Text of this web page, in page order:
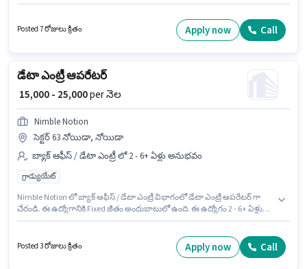
Fixed జీతం ఇవ్వబడుతుంది. ఈ ఉద్యోగానికి అభ్యర్థులు తప్పనిసరిగా గ్రాడ్యుయేట్
డిగ్రీ/సర్టిఫికెట్ కలిగి ఉండాలి. Nishkarsh It Solution ఐటి / సాఫ్ట్వేర్ / డేటా విశ్లేషక
Posted 7 రోజులు క్రితం Apply now Call
డేటా ఎంట్రీ ఆపరేటర్
₹ 15,000 - 25,000per నెల
Nimble Notion
సెక్టర్ 63 నోయిడా, నోయిడా
బ్యాక్ ఆఫీస్ / డేటా ఎంట్రీ లో 2 - 6+ ఏళ్లు అనుభవం
గ్రాడ్యుయేట్
Nimble Notion లో బ్యాక్ ఆఫీస్ / డేటా ఎంట్రీ విభాగంలో డేటా ఎంట్రీ ఆపరేటర్ గా
చేరండి. ఈ ఉద్యోగానికి Fixed జీతం అందుబాటులో ఉంది. ఈ ఉద్యోగం 2 - 6+ ఏళ్లు
దరఖాస్తుదారులు కనీసం గ్రాడ్యుయేట్ డిగ్రీ లేదా సర్టిఫికెట్ కలిగి ఉండాలి.
Posted 3 రోజులు క్రితం Apply now Call